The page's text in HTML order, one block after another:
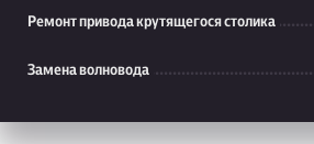
Ремонт привода крутящегося столика
Замена волновода